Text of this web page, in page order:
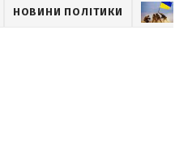
НОВИНИ ПОЛІТИКИ